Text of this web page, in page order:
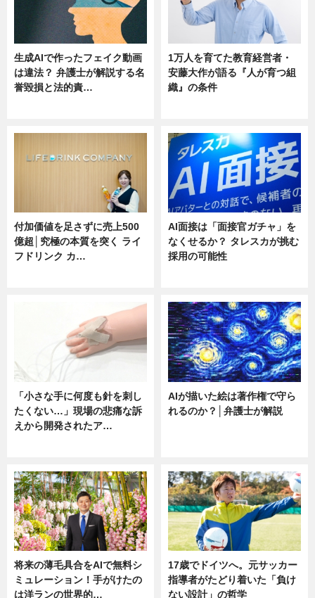
生成AIで作ったフェイク動画
は違法？ 弁護士が解説する名
誉毀損と法的責…
1万人を育てた教育経営者・
安藤大作が語る『人が育つ組
織』の条件
付加価値を足さずに売上500
億超│究極の本質を突く ライ
フドリンク カ…
AI面接は「面接官ガチャ」を
なくせるか？ タレスカが挑む
採用の可能性
「小さな手に何度も針を刺し
たくない…」現場の悲痛な訴
えから開発されたア…
AIが描いた絵は著作権で守ら
れるのか？│弁護士が解説
将来の薄毛具合をAIで無料シ
ミュレーション！手がけたの
は洋ランの世界的…
17歳でドイツへ。元サッカー
指導者がたどり着いた「負け
ない設計」の哲学